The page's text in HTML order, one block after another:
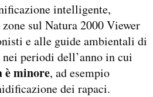
intelligente,
sul Natura 2000 Viewer
e alle guide ambientali di
periodi dell’anno in cui
è minore, ad esempio
dei rapaci.